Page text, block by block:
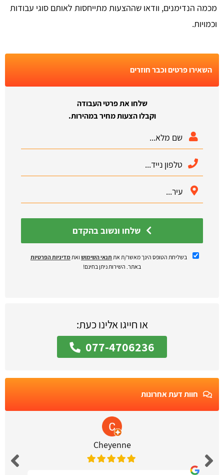
מכמה הנדימנים, וודאו שההצעות מתייחסות לאותם סוגי עבודות
וכמויות.
השאירו פרטים וכבר חוזרים
שלחו את פרטי העבודה
וקבלו הצעות מחיר במהירות.
בשליחת הטופס הינך מאשר/ת את תנאי השימוש ואת מדיניות הפרטיות
באתר. השירות ניתן בחינם!
או חייגו אלינו כעת:
077-4706236
חוות דעת אחרונות
Cheyenne